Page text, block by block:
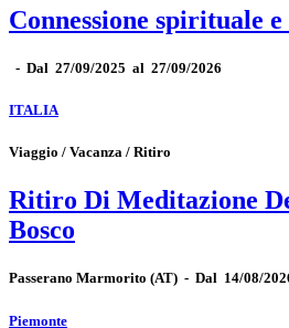
Connessione spirituale
- Dal 27/09/2025 al 27/09/2026
ITALIA
Viaggio / Vacanza / Ritiro
Ritiro Di Meditazione
Bosco
Passerano Marmorito (AT) - Dal 14/08/
Piemonte